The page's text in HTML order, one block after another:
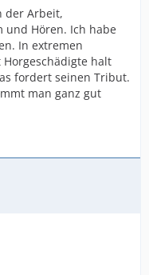
der Arbeit,
und Hören. Ich habe
In extremen
halt
fordert seinen Tribut.
man ganz gut